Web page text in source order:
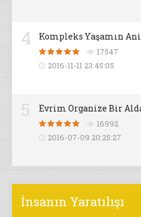
4 Kompleks Yaşamın
17547
2016-11-11 23:45:05
Evrim Organize Bir
16992
2016-07-09 20:25:27
İnsanın Yaratılışı